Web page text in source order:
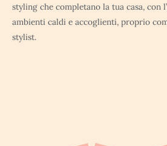
styling che completano la tua casa, con
ambienti caldi e accoglienti, proprio
stylist.